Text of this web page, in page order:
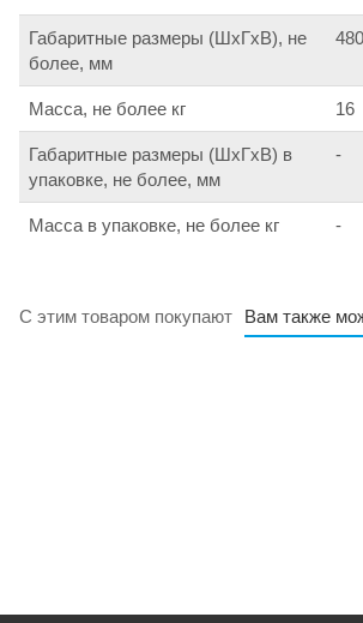
Габаритные размеры (ШхГхВ), не
более, мм
Масса, не более кг 16
Габаритные размеры (ШхГхВ) в
упаковке, не более, мм
-
Масса в упаковке, не более кг -
С этим товаром покупают Вам также